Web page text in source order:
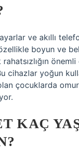
ve akıllı
boyun ve
önemli
cihazlar yoğun
çocuklarda
KAÇ